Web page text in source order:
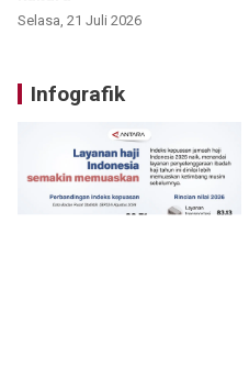
Selasa, 21 Juli 2026
Infografik